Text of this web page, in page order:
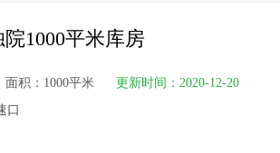
1000平米库房
面积：1000平米
更新时间：2020-12-20
口